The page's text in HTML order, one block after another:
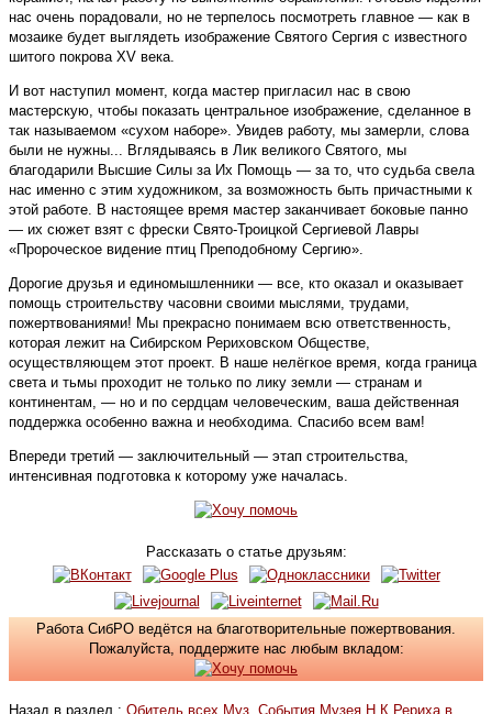
нас очень порадовали, но не терпелось посмотреть главное — как в
мозаике будет выглядеть изображение Святого Сергия с известного
шитого покрова XV века.
И вот наступил момент, когда мастер пригласил нас в свою
мастерскую, чтобы показать центральное изображение, сделанное в
так называемом «сухом наборе». Увидев работу, мы замерли, слова
были не нужны... Вглядываясь в Лик великого Святого, мы
благодарили Высшие Силы за Их Помощь — за то, что судьба свела
нас именно с этим художником, за возможность быть причастными к
этой работе. В настоящее время мастер заканчивает боковые панно
— их сюжет взят с фрески Свято-Троицкой Сергиевой Лавры
«Пророческое видение птиц Преподобному Сергию».
Дорогие друзья и единомышленники — все, кто оказал и оказывает
помощь строительству часовни своими мыслями, трудами,
пожертвованиями! Мы прекрасно понимаем всю ответственность,
которая лежит на Сибирском Рериховском Обществе,
осуществляющем этот проект. В наше нелёгкое время, когда граница
света и тьмы проходит не только по лику земли — странам и
континентам, — но и по сердцам человеческим, ваша действенная
поддержка особенно важна и необходима. Спасибо всем вам!
Впереди третий — заключительный — этап строительства,
интенсивная подготовка к которому уже началась.
Рассказать о статье друзьям:
Работа СибРО ведётся на благотворительные пожертвования.
Пожалуйста, поддержите нас любым вкладом:
Назад в раздел : Обитель всех Муз. События Музея Н.К.Рериха в